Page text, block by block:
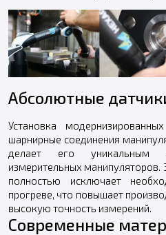
Абсолютные
Установка
шарнирные соединения
делает его уникальным
измерительных
полностью исключает
прогреве, что повышает
высокую точность измерений.
Современные